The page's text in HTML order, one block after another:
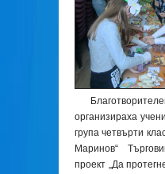
организираха
група четвърти
Маринов“
проект „Да